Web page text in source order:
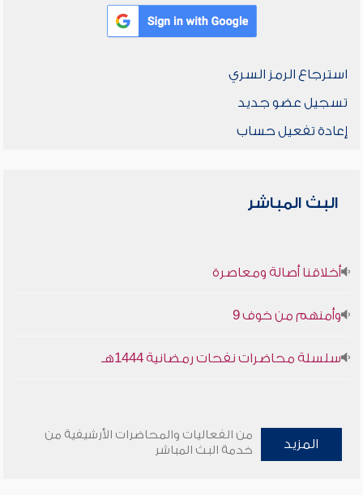
استرجاع الرمز السري
تسجيل عضو جديد
إعادة تفعيل حساب
البث المباشر
أخلاقنا أصالة ومعاصرة
وأمنهم من خوف 9
سلسلة محاضرات نفحات رمضانية 1444هـ
المزيد
من الفعاليات والمحاضرات الأرشيفية من
خدمة البث المباشر